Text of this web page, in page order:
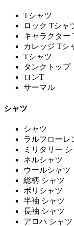
Tシャツ
ロック Tシャ
キャラクター
カレッジ Tシ
Tシャツ
タンクトップ
ロンT
サーマル
シャツ
シャツ
ラルフローレ
ミリタリー
ネルシャツ
ウールシャツ
総柄 シャツ
ポリシャツ
半袖 シャツ
長袖 シャツ
アロハ シャツ